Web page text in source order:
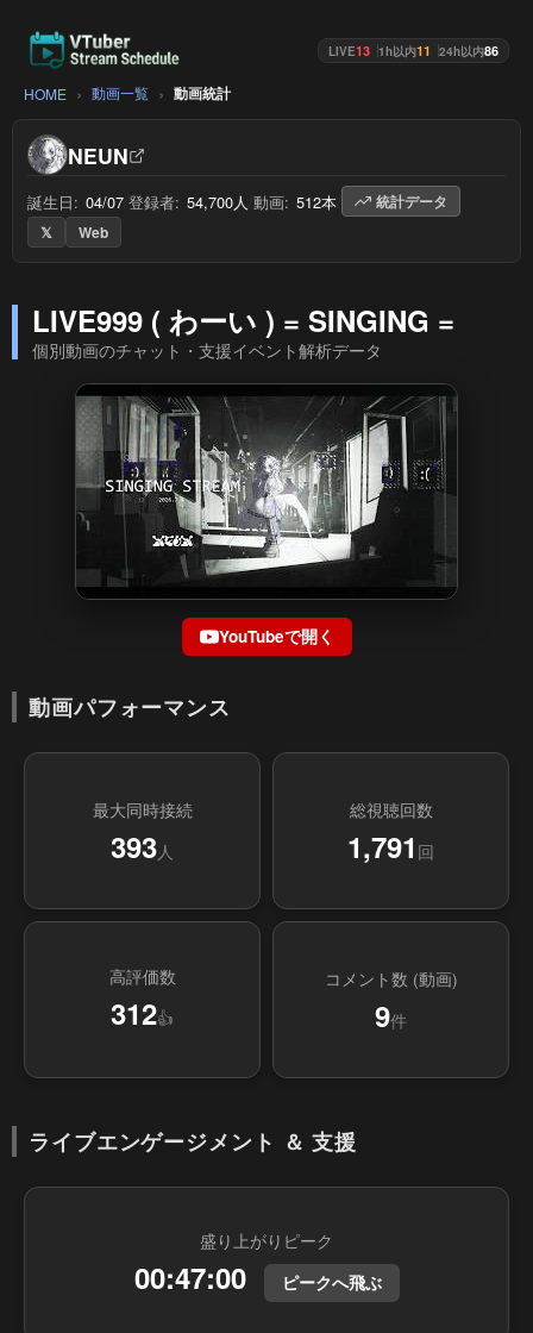
LIVE13 1h以内11 24h以内86
HOME 動画一覧 動画統計
NEUN
誕生日: 04/07 登録者: 54,700人 動画: 512本
統計データ
𝕏
Web
LIVE999 ( わーい ) = SINGING =
個別動画のチャット・支援イベント解析データ
YouTubeで開く
動画パフォーマンス
最大同時接続
393人
総視聴回数
1,791 回
高評価数
312👍
コメント数 (動画)
9件
ライブエンゲージメント ＆ 支援
盛り上がりピーク
00:47:00 ピークへ飛ぶ